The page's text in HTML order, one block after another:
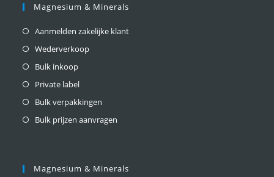
Magnesium & Minerals
Aanmelden zakelijke klant
Wederverkoop
Bulk inkoop
Private label
Bulk verpakkingen
Bulk prijzen aanvragen
Magnesium & Minerals